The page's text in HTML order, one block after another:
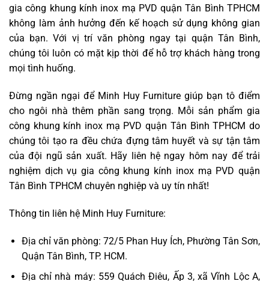
gia công khung kính inox mạ PVD quận Tân Bình TPHCM
không làm ảnh hưởng đến kế hoạch sử dụng không gian
của bạn. Với vị trí văn phòng ngay tại quận Tân Bình,
chúng tôi luôn có mặt kịp thời để hỗ trợ khách hàng trong
mọi tình huống.
Đừng ngần ngại để Minh Huy Furniture giúp bạn tô điểm
cho ngôi nhà thêm phần sang trọng. Mỗi sản phẩm gia
công khung kính inox mạ PVD quận Tân Bình TPHCM do
chúng tôi tạo ra đều chứa đựng tâm huyết và sự tận tâm
của đội ngũ sản xuất. Hãy liên hệ ngay hôm nay để trải
nghiệm dịch vụ gia công khung kính inox mạ PVD quận
Tân Bình TPHCM chuyên nghiệp và uy tín nhất!
Thông tin liên hệ Minh Huy Furniture:
Địa chỉ văn phòng: 72/5 Phan Huy Ích, Phường Tân Sơn,
Quận Tân Bình, TP. HCM.
Địa chỉ nhà máy: 559 Quách Điêu, Ấp 3, xã Vĩnh Lộc A,